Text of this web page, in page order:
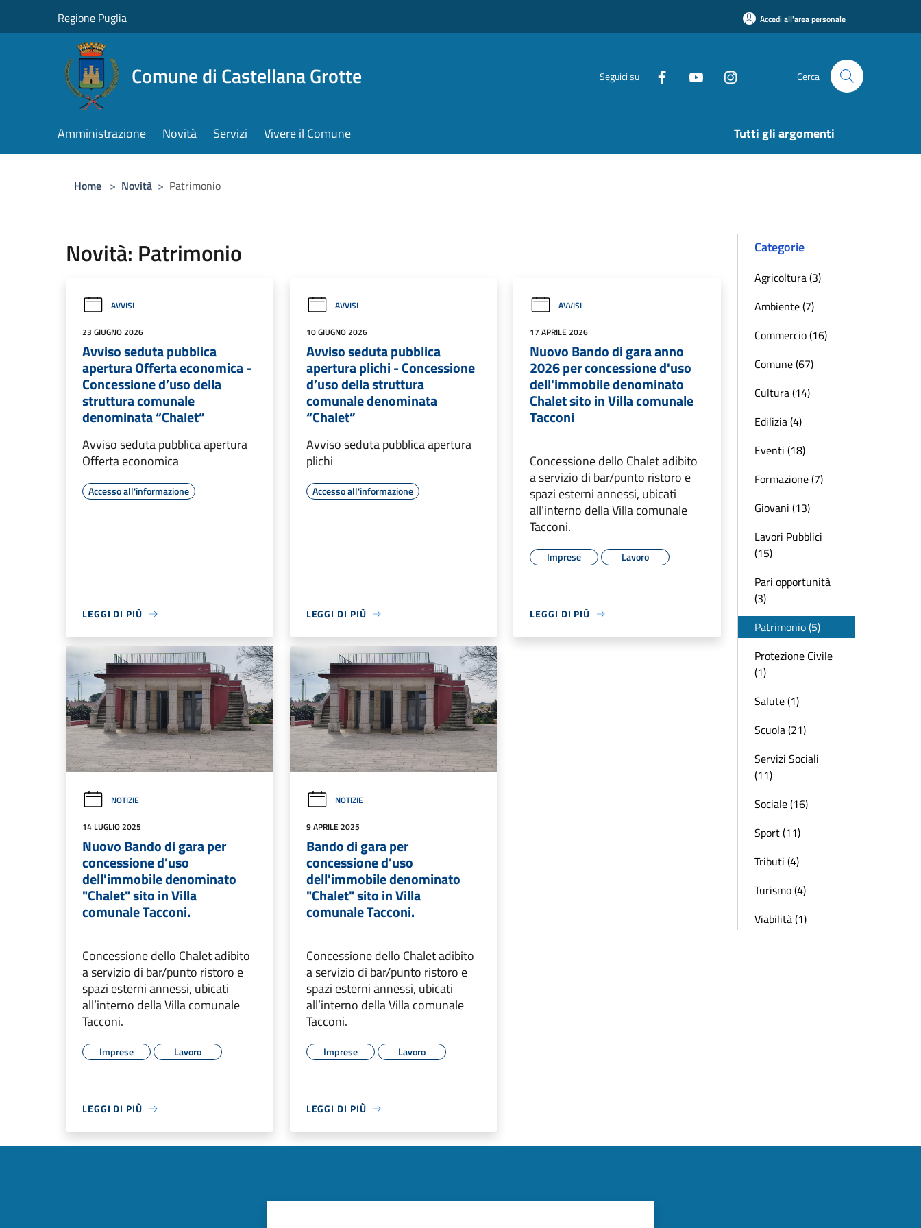
Regione Puglia Accedi all'area personale
Comune di Castellana Grotte Seguici su Cerca
Amministrazione Novità Servizi Vivere il Comune Tutti gli argomenti
Home > Novità > Patrimonio
Novità: Patrimonio
AVVISI
23 GIUGNO 2026
Avviso seduta pubblica
apertura Offerta economica -
Concessione d’uso della
struttura comunale
denominata “Chalet”
Avviso seduta pubblica apertura
Offerta economica
Accesso all'informazione
LEGGI DI PIÙ
AVVISI
10 GIUGNO 2026
Avviso seduta pubblica
apertura plichi - Concessione
d’uso della struttura
comunale denominata
“Chalet”
Avviso seduta pubblica apertura
plichi
Accesso all'informazione
LEGGI DI PIÙ
AVVISI
17 APRILE 2026
Nuovo Bando di gara anno
2026 per concessione d'uso
dell'immobile denominato
Chalet sito in Villa comunale
Tacconi
Concessione dello Chalet adibito
a servizio di bar/punto ristoro e
spazi esterni annessi, ubicati
all’interno della Villa comunale
Tacconi.
Imprese Lavoro
LEGGI DI PIÙ
NOTIZIE
14 LUGLIO 2025
Nuovo Bando di gara per
concessione d'uso
dell'immobile denominato
"Chalet" sito in Villa
comunale Tacconi.
Concessione dello Chalet adibito
a servizio di bar/punto ristoro e
spazi esterni annessi, ubicati
all’interno della Villa comunale
Tacconi.
Imprese Lavoro
LEGGI DI PIÙ
NOTIZIE
9 APRILE 2025
Bando di gara per
concessione d'uso
dell'immobile denominato
"Chalet" sito in Villa
comunale Tacconi.
Concessione dello Chalet adibito
a servizio di bar/punto ristoro e
spazi esterni annessi, ubicati
all’interno della Villa comunale
Tacconi.
Imprese Lavoro
LEGGI DI PIÙ
Categorie
Agricoltura (3)
Ambiente (7)
Commercio (16)
Comune (67)
Cultura (14)
Edilizia (4)
Eventi (18)
Formazione (7)
Giovani (13)
Lavori Pubblici
(15)
Pari opportunità
(3)
Patrimonio (5)
Protezione Civile
(1)
Salute (1)
Scuola (21)
Servizi Sociali
(11)
Sociale (16)
Sport (11)
Tributi (4)
Turismo (4)
Viabilità (1)